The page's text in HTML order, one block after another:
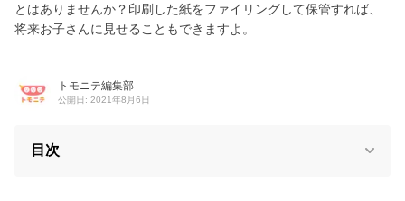
とはありませんか？印刷した紙をファイリングして保管すれば、
将来お子さんに見せることもできますよ。
トモニテ編集部
公開日: 2021年8月6日
目次